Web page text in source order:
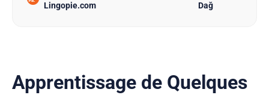
Lingopie.com
Dağ
Apprentissage de Quelques